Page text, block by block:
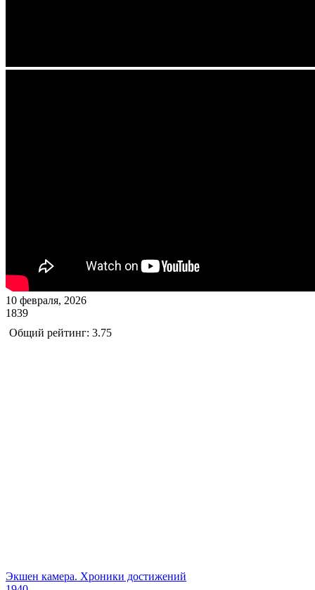
10 февраля, 2026
1839
Общий рейтинг: 3.75
Экшен камера. Хроники достижений